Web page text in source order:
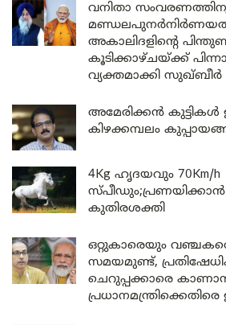
വനിതാ
അകാലിദളിന്റെ
കൂടിക്കാഴ്ചയ്ക്ക്
വ്യക്തമാക്കി
അമേരിക്കൻ കുട്ടികൾ
കിഴക്കമ്പലം
4Kg ഹൃദയവും 70Km/h
കുതിരശക്തി
ഒറ്റുകാരെയും
സമയമുണ്ട്,
ചെറുപ്പക്കാരെ